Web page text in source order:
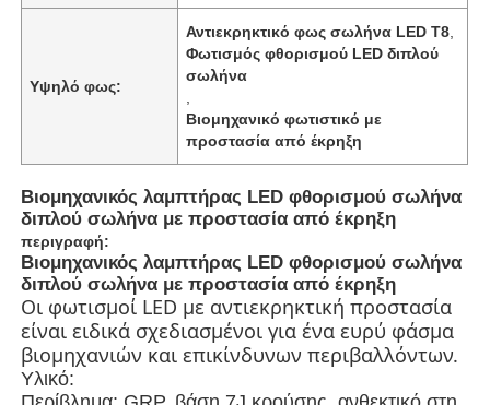
Αρχική Σελίδα
Προϊόντα
Σχετικά με εμάς
Υψηλό φως:
Αντιεκρηκτικό φως σωλήνα LED T8
Φωτισμός φθορισμού LED διπλού
σωλήνα
Βιομηχανικό φωτιστικό με
προστασία από έκρηξη
Βιομηχανικός λαμπτήρας LED φθορισμού σωλήνα
διπλού σωλήνα με προστασία από έκρηξη
περιγραφή:
Βιομηχανικός λαμπτήρας LED φθορισμού σωλήνα
διπλού σωλήνα με προστασία από έκρηξη
Οι φωτισμοί LED με αντιεκρηκτική προστασία
είναι ειδικά σχεδιασμένοι για ένα ευρύ φάσμα
βιομηχανιών και επικίνδυνων περιβαλλόντων.
Υλικό: